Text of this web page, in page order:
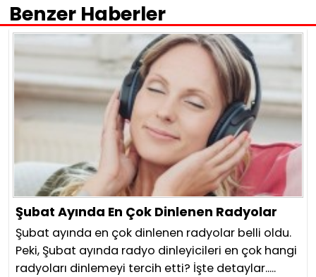
Benzer Haberler
Şubat Ayında En Çok Dinlenen Radyolar
Şubat ayında en çok dinlenen radyolar belli oldu.
Peki, Şubat ayında radyo dinleyicileri en çok hangi
radyoları dinlemeyi tercih etti? İşte detaylar.....